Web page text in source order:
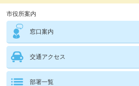
市役所案内
窓口案内
交通アクセス
部署一覧